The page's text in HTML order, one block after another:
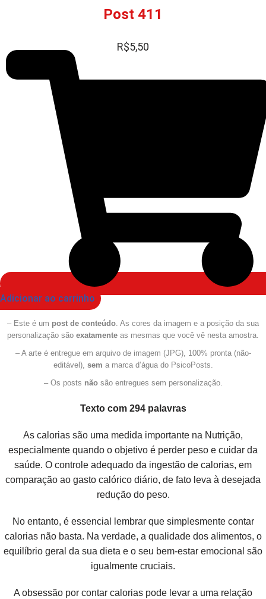
Post 411
R$5,50
Adicionar ao carrinho
– Este é um post de conteúdo. As cores da imagem e a posição da sua
personalização são exatamente as mesmas que você vê nesta amostra.
– A arte é entregue em arquivo de imagem (JPG), 100% pronta (não-
editável), sem a marca d’água do PsicoPosts.
– Os posts nãosão entregues sem personalização.
Texto com 294 palavras
As calorias são uma medida importante na Nutrição,
especialmente quando o objetivo é perder peso e cuidar da
saúde. O controle adequado da ingestão de calorias, em
comparação ao gasto calórico diário, de fato leva à desejada
redução do peso.
No entanto, é essencial lembrar que simplesmente contar
calorias não basta. Na verdade, a qualidade dos alimentos, o
equilíbrio geral da sua dieta e o seu bem-estar emocional são
igualmente cruciais.
A obsessão por contar calorias pode levar a uma relação